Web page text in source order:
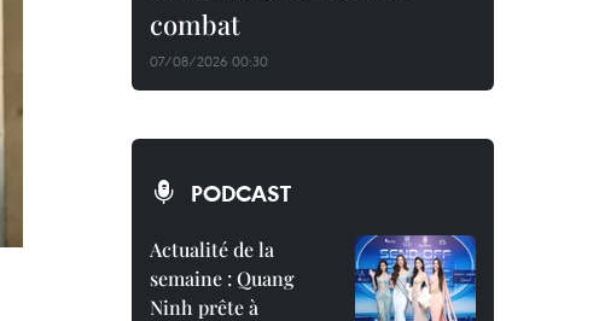
combat
07/08/2026 00:30
PODCAST
Actualité de la
semaine : Quang
Ninh prête à